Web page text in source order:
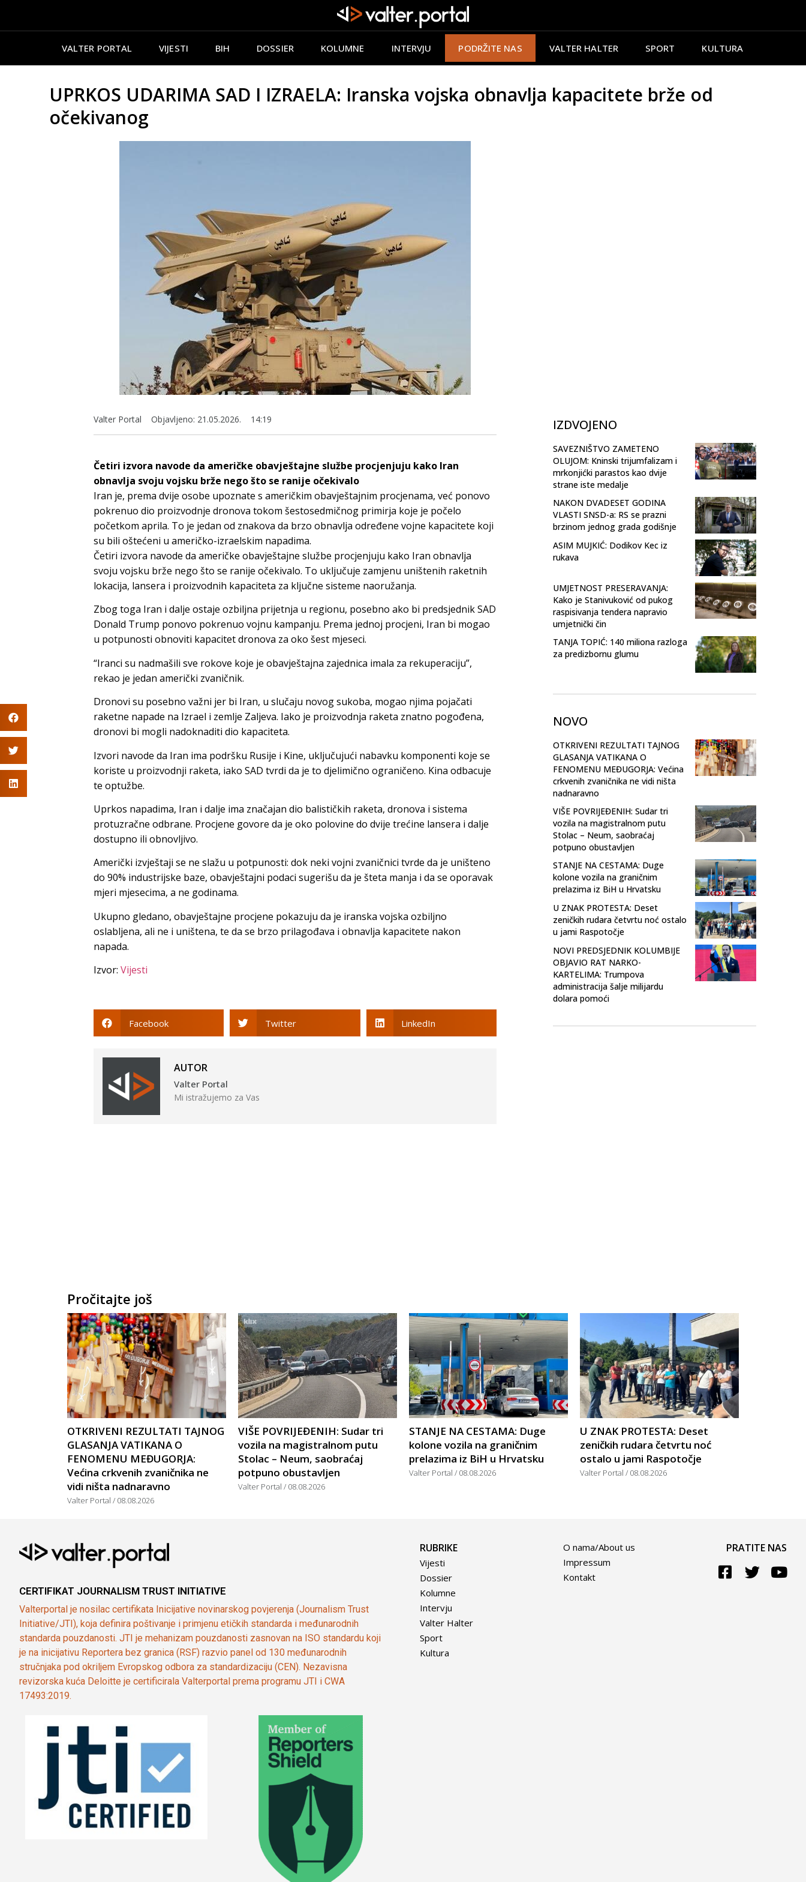
VALTER PORTAL VIJESTI BIH DOSSIER KOLUMNE INTERVJU PODRŽITE NAS VALTER HALTER SPORT KULTURA
UPRKOS UDARIMA SAD I IZRAELA: Iranska vojska obnavlja kapacitete brže od
očekivanog
Valter Portal Objavljeno: 21.05.2026. 14:19
Četiri izvora navode da američke obavještajne službe procjenjuju kako Iran
obnavlja svoju vojsku brže nego što se ranije očekivalo
Iran je, prema dvije osobe upoznate s američkim obavještajnim procjenama, već ponovo
pokrenuo dio proizvodnje dronova tokom šestosedmičnog primirja koje je počelo
početkom aprila. To je jedan od znakova da brzo obnavlja određene vojne kapacitete koji
su bili oštećeni u američko-izraelskim napadima.
Četiri izvora navode da američke obavještajne službe procjenjuju kako Iran obnavlja
svoju vojsku brže nego što se ranije očekivalo. To uključuje zamjenu uništenih raketnih
lokacija, lansera i proizvodnih kapaciteta za ključne sisteme naoružanja.
Zbog toga Iran i dalje ostaje ozbiljna prijetnja u regionu, posebno ako bi predsjednik SAD
Donald Trump ponovo pokrenuo vojnu kampanju. Prema jednoj procjeni, Iran bi mogao
u potpunosti obnoviti kapacitet dronova za oko šest mjeseci.
“Iranci su nadmašili sve rokove koje je obavještajna zajednica imala za rekuperaciju”,
rekao je jedan američki zvaničnik.
Dronovi su posebno važni jer bi Iran, u slučaju novog sukoba, mogao njima pojačati
raketne napade na Izrael i zemlje Zaljeva. Iako je proizvodnja raketa znatno pogođena,
dronovi bi mogli nadoknaditi dio kapaciteta.
Izvori navode da Iran ima podršku Rusije i Kine, uključujući nabavku komponenti koje se
koriste u proizvodnji raketa, iako SAD tvrdi da je to djelimično ograničeno. Kina odbacuje
te optužbe.
Uprkos napadima, Iran i dalje ima značajan dio balističkih raketa, dronova i sistema
protuzračne odbrane. Procjene govore da je oko polovine do dvije trećine lansera i dalje
dostupno ili obnovljivo.
Američki izvještaji se ne slažu u potpunosti: dok neki vojni zvaničnici tvrde da je uništeno
do 90% industrijske baze, obavještajni podaci sugerišu da je šteta manja i da se oporavak
mjeri mjesecima, a ne godinama.
Ukupno gledano, obavještajne procjene pokazuju da je iranska vojska ozbiljno
oslabljena, ali ne i uništena, te da se brzo prilagođava i obnavlja kapacitete nakon
napada.
Izvor: Vijesti
Facebook Twitter LinkedIn
AUTOR
Valter Portal
Mi istražujemo za Vas
IZDVOJENO
SAVEZNIŠTVO ZAMETENO
OLUJOM: Kninski trijumfalizam i
mrkonjićki parastos kao dvije
strane iste medalje
NAKON DVADESET GODINA
VLASTI SNSD-a: RS se prazni
brzinom jednog grada godišnje
ASIM MUJKIĆ: Dodikov Kec iz
rukava
UMJETNOST PRESERAVANJA:
Kako je Stanivuković od pukog
raspisivanja tendera napravio
umjetnički čin
TANJA TOPIĆ: 140 miliona razloga
za predizbornu glumu
NOVO
OTKRIVENI REZULTATI TAJNOG
GLASANJA VATIKANA O
FENOMENU MEĐUGORJA: Većina
crkvenih zvaničnika ne vidi ništa
nadnaravno
VIŠE POVRIJEĐENIH: Sudar tri
vozila na magistralnom putu
Stolac – Neum, saobraćaj
potpuno obustavljen
STANJE NA CESTAMA: Duge
kolone vozila na graničnim
prelazima iz BiH u Hrvatsku
U ZNAK PROTESTA: Deset
zeničkih rudara četvrtu noć ostalo
u jami Raspotočje
NOVI PREDSJEDNIK KOLUMBIJE
OBJAVIO RAT NARKO-
KARTELIMA: Trumpova
administracija šalje milijardu
dolara pomoći
Pročitajte još
OTKRIVENI REZULTATI TAJNOG
GLASANJA VATIKANA O
FENOMENU MEĐUGORJA:
Većina crkvenih zvaničnika ne
vidi ništa nadnaravno
Valter Portal 08.08.2026
VIŠE POVRIJEĐENIH: Sudar tri
vozila na magistralnom putu
Stolac – Neum, saobraćaj
potpuno obustavljen
Valter Portal 08.08.2026
STANJE NA CESTAMA: Duge
kolone vozila na graničnim
prelazima iz BiH u Hrvatsku
Valter Portal 08.08.2026
U ZNAK PROTESTA: Deset
zeničkih rudara četvrtu noć
ostalo u jami Raspotočje
Valter Portal 08.08.2026
CERTIFIKAT JOURNALISM TRUST INITIATIVE
Valterportal je nosilac certifikata Inicijative novinarskog povjerenja (Journalism Trust
Initiative/JTI), koja definira poštivanje i primjenu etičkih standarda i međunarodnih
standarda pouzdanosti. JTI je mehanizam pouzdanosti zasnovan na ISO standardu koji
je na inicijativu Reportera bez granica (RSF) razvio panel od 130 međunarodnih
stručnjaka pod okriljem Evropskog odbora za standardizaciju (CEN). Nezavisna
revizorska kuća Deloitte je certificirala Valterportal prema programu JTI i CWA
17493:2019.
RUBRIKE
Vijesti
Dossier
Kolumne
Intervju
Valter Halter
Sport
Kultura
O nama/About us
Impressum
Kontakt
PRATITE NAS